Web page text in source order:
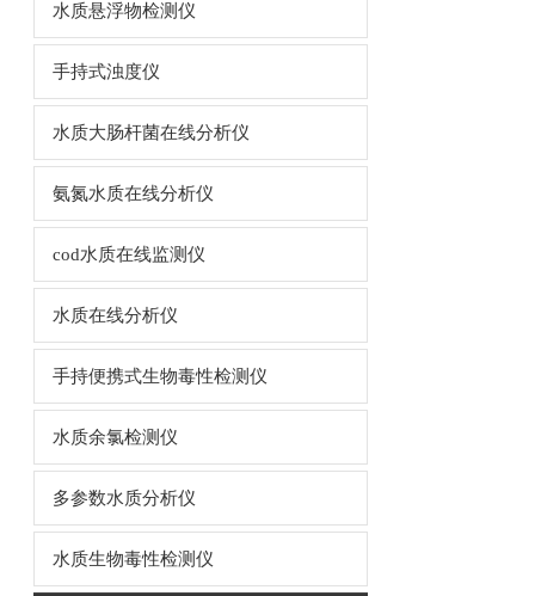
水质悬浮物检测仪
手持式浊度仪
水质大肠杆菌在线分析仪
氨氮水质在线分析仪
cod水质在线监测仪
水质在线分析仪
手持便携式生物毒性检测仪
水质余氯检测仪
多参数水质分析仪
水质生物毒性检测仪